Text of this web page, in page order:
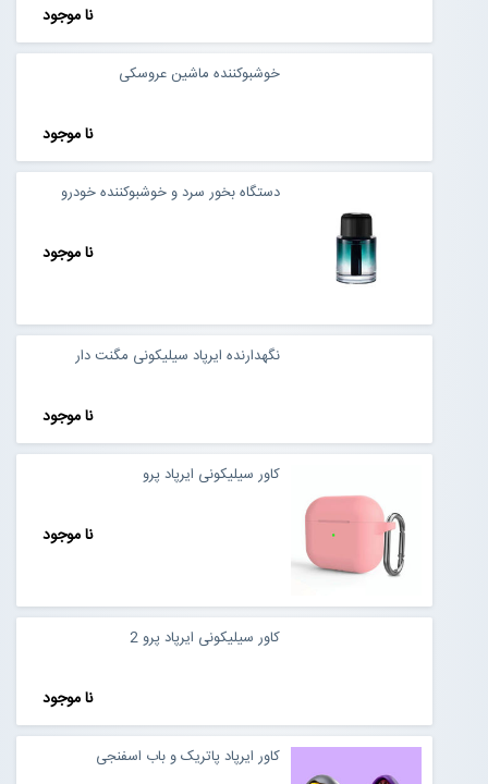
نا موجود
خوشبوکننده ماشین عروسکی
نا موجود
دستگاه بخور سرد و خوشبوکننده خودرو
نا موجود
نگهدارنده ایرپاد سیلیکونی مگنت دار
نا موجود
کاور سیلیکونی ایرپاد پرو
نا موجود
کاور سیلیکونی ایرپاد پرو 2
نا موجود
کاور ایرپاد پاتریک و باب اسفنجی